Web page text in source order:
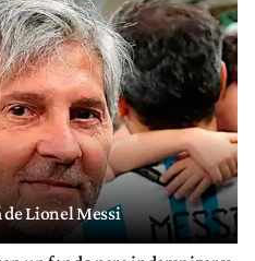
de Lionel Messi